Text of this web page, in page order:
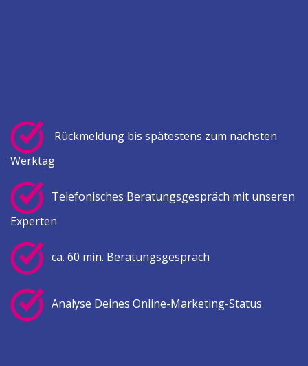
Rückmeldung bis spätestens zum nächsten
Werktag
Telefonisches Beratungsgespräch mit unseren
Experten
ca. 60 min. Beratungsgespräch
Analyse Deines Online-Marketing-Status